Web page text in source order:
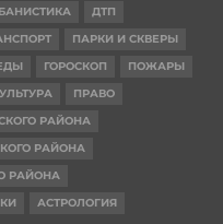
ДТП
ПАРКИ И СКВЕРЫ
ГОРОСКОП
ПОЖАРЫ
ПРАВО
РАЙОНА
РАЙОНА
РАЙОНА
АСТРОЛОГИЯ